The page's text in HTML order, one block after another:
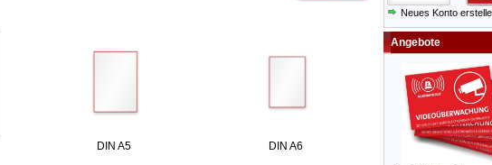
DIN A5 DIN A6
Neues Konto
Angebote